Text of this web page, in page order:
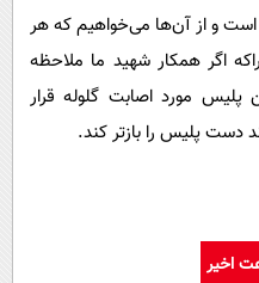
است و از آن‌ها می‌خواهیم که هر
اگر همکار شهید ما ملاحظه
پلیس مورد اصابت گلوله قرار
دست پلیس را بازتر کند.
اخیر